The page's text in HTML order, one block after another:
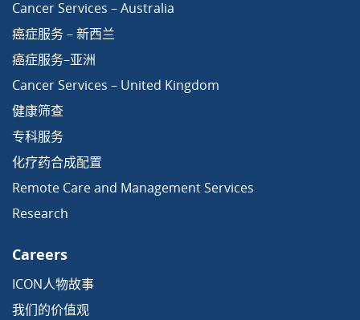
Cancer Services – Australia
癌症服务 – 新西兰
癌症服务–亚洲
Cancer Services – United Kingdom
健康筛查
专科服务
化疗药合成配置
Remote Care and Management Services
Research
Careers
ICON人物故事
我们的价值观